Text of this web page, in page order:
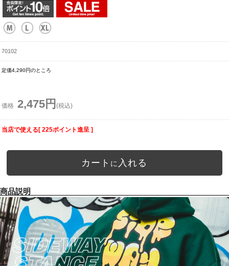
70102
定価4,290円のところ
価格 2,475円 (税込)
当店で使える[ 225ポイント進呈 ]
カート に 入れる
商品説明